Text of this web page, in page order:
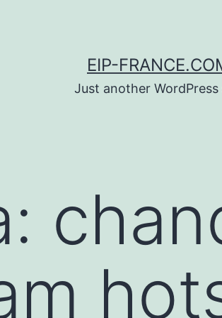
EIP-
Just another WordPress